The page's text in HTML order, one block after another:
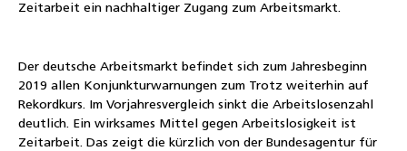
Zeitarbeit ein nachhaltiger Zugang zum Arbeitsmarkt.
Der deutsche Arbeitsmarkt befindet sich zum Jahresbeginn
2019 allen Konjunkturwarnungen zum Trotz weiterhin auf
Rekordkurs. Im Vorjahresvergleich sinkt die Arbeitslosenzahl
deutlich. Ein wirksames Mittel gegen Arbeitslosigkeit ist
Zeitarbeit. Das zeigt die kürzlich von der Bundesagentur für